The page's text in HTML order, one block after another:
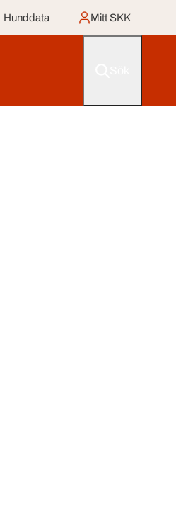
Hunddata Mitt SKK